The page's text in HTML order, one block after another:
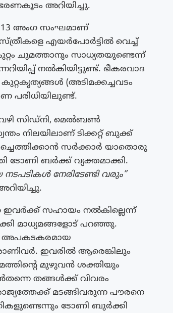
അറിയിച്ചു.
13 അംഗ സംഘമാണ്
എയർപോർട്ടിൽ വെച്ച്
ചുമത്താനും സാധ്യതയുണ്ടെന്ന്
നൽകിയിട്ടുണ്ട്. ഭീകരവാദ
(അടിമക്കച്ചവടം
പരിധിയിലുണ്ട്.
സിഡ്‌നി, മെൽബൺ
നിലയിലാണ് ടിക്കറ്റ് ബുക്ക്
സർക്കാർ യാതൊരു
ടോണി ബർക്ക് വ്യക്തമാക്കി.
നേരിടേണ്ടി വരും”
ഇവർക്ക് സഹായം നൽകില്ലെന്ന്
മാധ്യമങ്ങളോട് പറഞ്ഞു.
അപകടകരമായ
ഇവരിൽ ആരെങ്കിലും
മുഴുവൻ ശക്തിയും
തങ്ങൾക്ക് വിവരം
മടങ്ങിവരുന്ന പൗരനെ
ടോണി ബുർക്കി